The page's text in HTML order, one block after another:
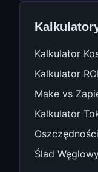
Kalkulator
Kalkulator
Make vs
Kalkulator
Ślad